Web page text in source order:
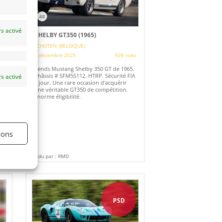
activé
activé
48
SHELBY GT350 (1965)
SCHOTEN (BELGIQUE)
9 décembre 2025
508 vues
Vends Mustang Shelby 350 GT de 1965.
Châssis # SFM5S112. HTRP. Sécurité FIA
à jour. Une rare occasion d'acquérir
une véritable GT350 de compétition.
Enorme éligibilité.
Vendu par : RMD
PSD